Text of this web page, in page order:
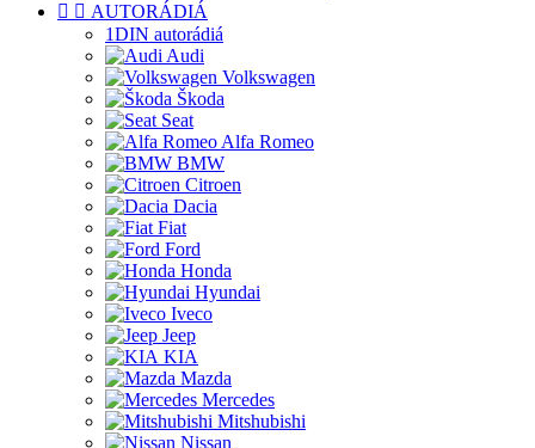
  AUTORÁDIÁ
1DIN autorádiá
Audi
Volkswagen
Škoda
Seat
Alfa Romeo
BMW
Citroen
Dacia
Fiat
Ford
Honda
Hyundai
Iveco
Jeep
KIA
Mazda
Mercedes
Mitshubishi
Nissan